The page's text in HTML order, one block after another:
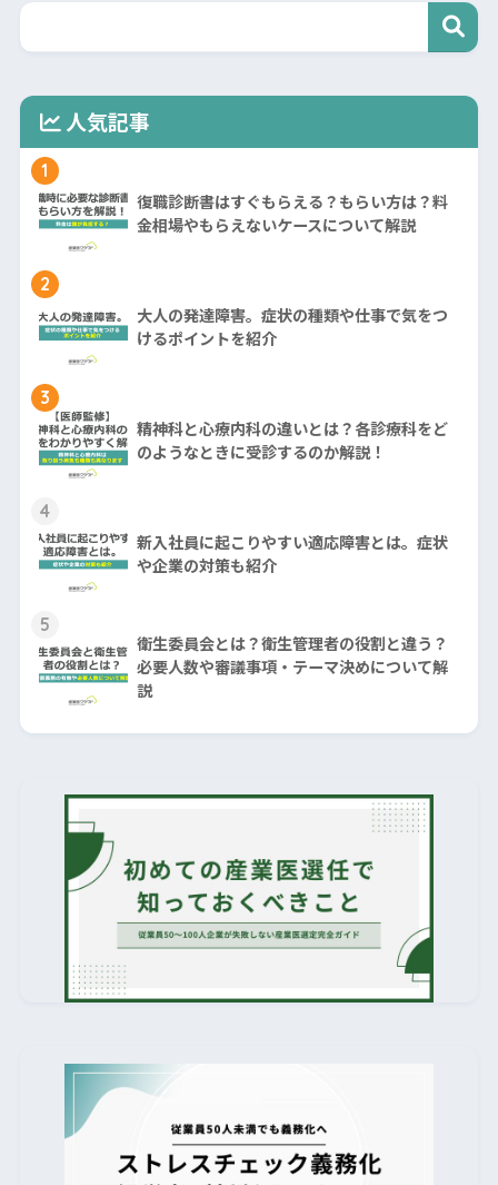
人気記事
1
復職診断書はすぐもらえる？もらい方は？料
金相場やもらえないケースについて解説
2
大人の発達障害。症状の種類や仕事で気をつ
けるポイントを紹介
3
精神科と心療内科の違いとは？各診療科をど
のようなときに受診するのか解説！
4
新入社員に起こりやすい適応障害とは。症状
や企業の対策も紹介
5
衛生委員会とは？衛生管理者の役割と違う？
必要人数や審議事項・テーマ決めについて解
説